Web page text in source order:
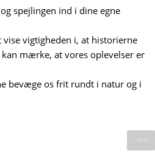
spejlingen ind i dine egne
vigtigheden i, at historierne
mærke, at vores oplevelser er
bevæge os frit rundt i natur og i
Svar